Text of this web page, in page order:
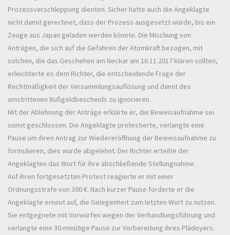
Prozessverschleppung dienten. Sicher hatte auch die Angeklagte
nicht damit gerechnet, dass der Prozess ausgesetzt würde, bis ein
Zeuge aus Japan geladen werden könnte. Die Mischung von
Anträgen, die sich auf die Gefahren der Atomkraft bezogen, mit
solchen, die das Geschehen am Neckar am 16.11.2017 klären sollten,
erleichterte es dem Richter, die entscheidende Frage der
Rechtmäßigkeit der Versammlungsauflösung und damit des
umstrittenen Bußgeldbescheids zu ignorieren.
Mit der Ablehnung der Anträge erklärte er, die Beweisaufnahme sei
somit geschlossen. Die Angeklagte protestierte, verlangte eine
Pause um ihren Antrag zur Wiedereröffnung der Beweisaufnahme zu
formulieren, dies wurde abgelehnt. Der Richter erteilte der
Angeklagten das Wort für ihre abschließende Stellungnahme.
Auf ihren fortgesetzten Protest reagierte er mit einer
Ordnungsstrafe von 300 €. Nach kurzer Pause forderte er die
Angeklagte erneut auf, die Gelegenheit zum letzten Wort zu nutzen.
Sie entgegnete mit Vorwürfen wegen der Verhandlungsführung und
verlangte eine 30-minütige Pause zur Vorbereitung ihres Plädoyers.